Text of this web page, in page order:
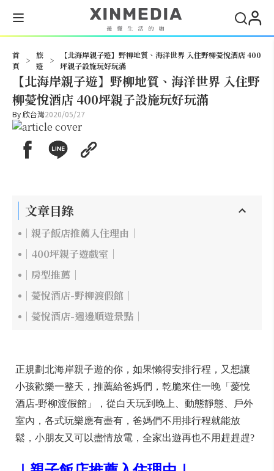
首
頁
>
旅
遊
>
【北海岸親子遊】野柳地質、海洋世界 入住野柳薆悅酒店 400
坪親子設施玩好玩滿
【北海岸親子遊】野柳地質、海洋世界 入住野
柳薆悅酒店 400坪親子設施玩好玩滿
By欣台灣2020/05/27
文章目錄
｜親子飯店推薦入住理由｜
｜400坪親子遊戲室｜
｜房型推薦｜
｜薆悅酒店-野柳渡假館｜
｜薆悅酒店-週邊順遊景點｜
正規劃北海岸親子遊的你，如果懶得安排行程，又想讓
小孩歡樂一整天，推薦給爸媽們，乾脆來住一晚「薆悅
酒店-野柳渡假館」，從白天玩到晚上、動態靜態、戶外
室內，各式玩樂應有盡有，爸媽們不用排行程就能放
鬆，小朋友又可以盡情放電，全家出遊再也不用趕趕趕?